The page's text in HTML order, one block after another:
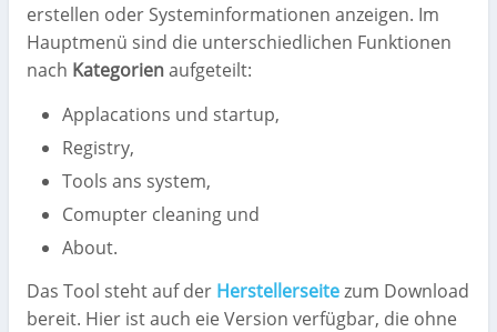
erstellen oder Systeminformationen anzeigen. Im
Hauptmenü sind die unterschiedlichen Funktionen
nach Kategorienaufgeteilt:
Applacations und startup,
Registry,
Tools ans system,
Comupter cleaning und
About.
Das Tool steht auf der Herstellerseitezum Download
bereit. Hier ist auch eie Version verfügbar, die ohne